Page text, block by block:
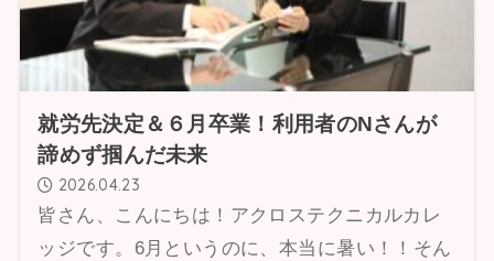
就労先決定＆６月卒業！利用者のNさんが
諦めず掴んだ未来
2026.04.23
皆さん、こんにちは！アクロステクニカルカレ
ッジです。6月というのに、本当に暑い！！そん